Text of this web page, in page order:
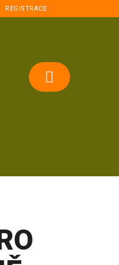
REGISTRACE
NÁKUPNÍ